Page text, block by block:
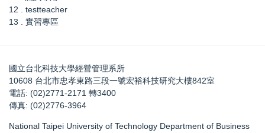
12 . testteacher
13 . 實習專區
國立台北科技大學經營管理系所
10608 台北市忠孝東路三段一號宏裕科技研究大樓842室
電話: (02)2771-2171 轉3400
傳真: (02)2776-3964
National Taipei University of Technology Department of Business